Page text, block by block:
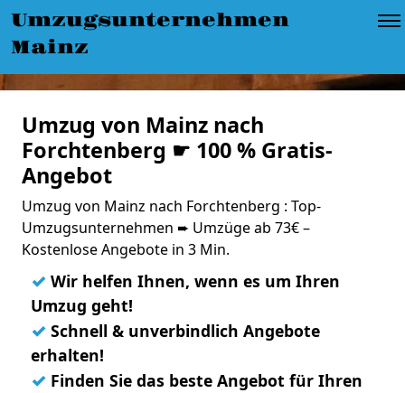
Umzugsunternehmen
Mainz
Umzug von Mainz nach
Forchtenberg ☛ 100 % Gratis-
Angebot
Umzug von Mainz nach Forchtenberg : Top-
Umzugsunternehmen ➨ Umzüge ab 73€ –
Kostenlose Angebote in 3 Min.
✓ Wir helfen Ihnen, wenn es um Ihren
Umzug geht!
✓ Schnell & unverbindlich Angebote
erhalten!
✓ Finden Sie das beste Angebot für Ihren